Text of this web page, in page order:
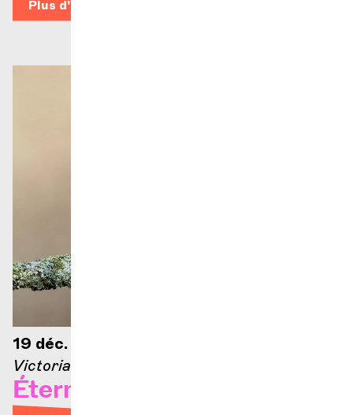
Plus d'infos
19 déc. 2026 — 18h
Victoria Hall
Éternel Beethoven